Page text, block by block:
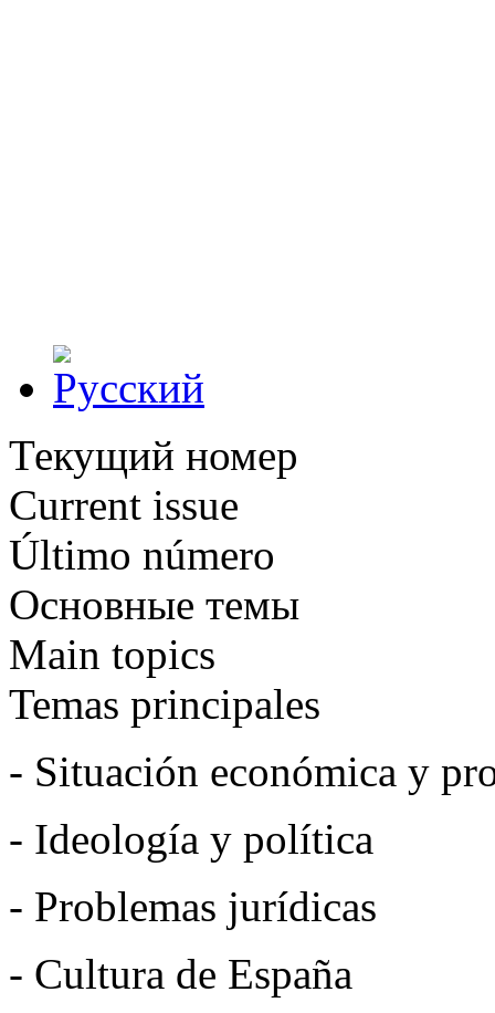
Текущий номер
Current issue
Último número
Основные темы
Main topics
Temas principales
- Situación económica y
- Ideología y política
- Problemas jurídicas
- Cultura de España